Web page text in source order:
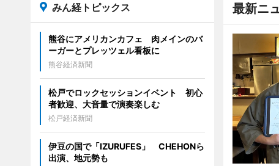
最新ニ
みん経トピックス
熊谷にアメリカンカフェ 肉メインのバ
ーガーとプレッツェル看板に
熊谷経済新聞
松戸でロックセッションイベント 初心
者歓迎、大音量で演奏楽しむ
松戸経済新聞
伊豆の国で「IZURUFES」 CHEHONら
出演、地元勢も